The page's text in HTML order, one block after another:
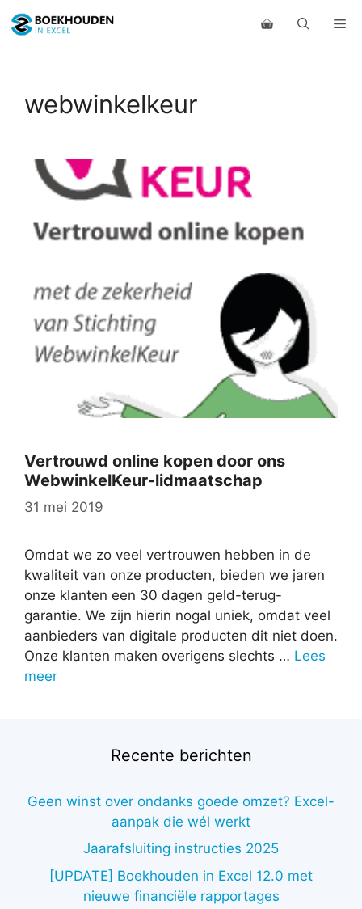
naar
webwinkelkeur
Vertrouwd online kopen door ons
WebwinkelKeur-lidmaatschap
31 mei 2019
Omdat we zo veel vertrouwen hebben in de
kwaliteit van onze producten, bieden we jaren
onze klanten een 30 dagen geld-terug-
garantie. We zijn hierin nogal uniek, omdat veel
aanbieders van digitale producten dit niet doen.
Onze klanten maken overigens slechts … Lees
meer
Recente berichten
Geen winst over ondanks goede omzet? Excel-
aanpak die wél werkt
Jaarafsluiting instructies 2025
[UPDATE] Boekhouden in Excel 12.0 met
nieuwe financiële rapportages